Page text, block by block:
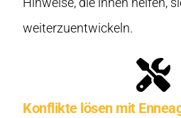
weiterzuentwickeln.
Konflikte lösen mit